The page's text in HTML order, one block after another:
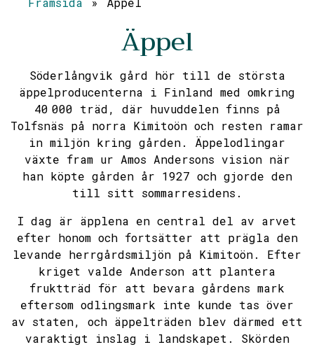
Äppel
Söderlångvik gård hör till de största
äppelproducenterna i Finland med omkring
40 000 träd, där huvuddelen finns på
Tolfsnäs på norra Kimitoön och resten ramar
in miljön kring gården. Äppelodlingar
växte fram ur Amos Andersons vision när
han köpte gården år 1927 och gjorde den
till sitt sommarresidens.
I dag är äpplena en central del av arvet
efter honom och fortsätter att prägla den
levande herrgårdsmiljön på Kimitoön. Efter
kriget valde Anderson att plantera
fruktträd för att bevara gårdens mark
eftersom odlingsmark inte kunde tas över
av staten, och äppelträden blev därmed ett
varaktigt inslag i landskapet. Skörden